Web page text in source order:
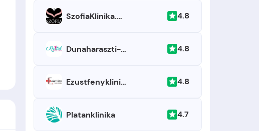
SzofiaKlinika.hu 4.8
Dunaharaszti-Maganklinika 4.8
Ezustfenyklinika 4.8
Platanklinika 4.7